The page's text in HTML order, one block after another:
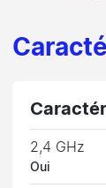
2,4 GHz
Oui